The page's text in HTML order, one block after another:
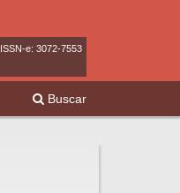
ISSN-e: 3072-7553
Buscar